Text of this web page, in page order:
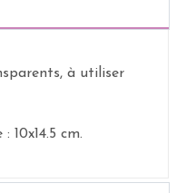
à utiliser
10x14.5 cm.